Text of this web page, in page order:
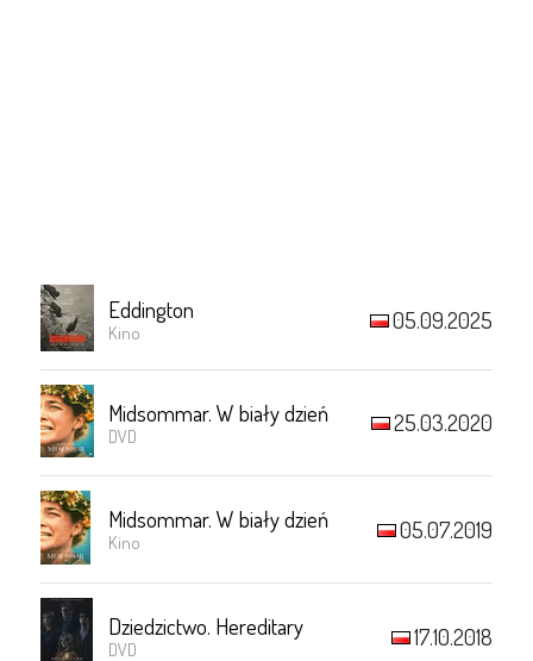
Eddington
Kino 05.09.2025
Midsommar. W biały dzień
DVD 25.03.2020
Midsommar. W biały dzień
Kino 05.07.2019
Dziedzictwo. Hereditary
DVD 17.10.2018